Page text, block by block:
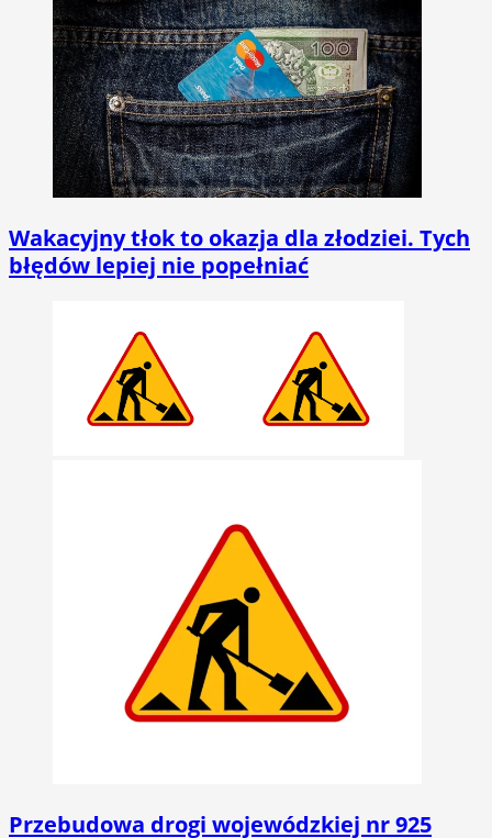
Wakacyjny tłok to okazja dla złodziei. Tych
błędów lepiej nie popełniać
Przebudowa drogi wojewódzkiej nr 925